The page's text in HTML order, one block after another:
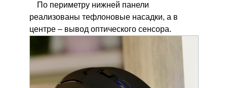
По периметру нижней панели
реализованы тефлоновые насадки, а в
центре – вывод оптического сенсора.